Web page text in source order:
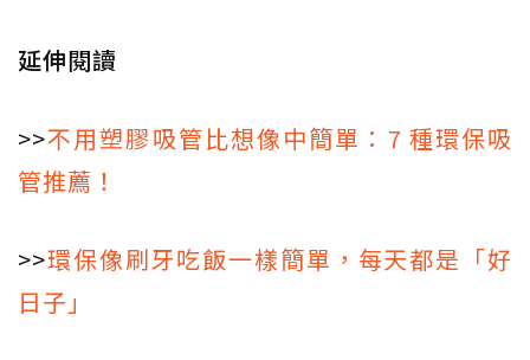
延伸閱讀
>>不用塑膠吸管比想像中簡單：7 種環保吸
管推薦！
>>環保像刷牙吃飯一樣簡單，每天都是「好
日子」